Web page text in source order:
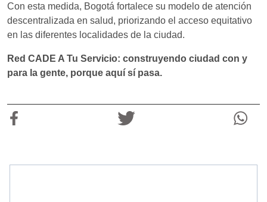
Con esta medida, Bogotá fortalece su modelo de atención
descentralizada en salud, priorizando el acceso equitativo
en las diferentes localidades de la ciudad.
Red CADE A Tu Servicio: construyendo ciudad con y
para la gente, porque aquí sí pasa.